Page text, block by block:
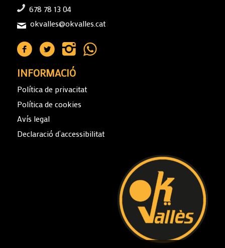
678 78 13 04
okvalles@okvalles.cat
INFORMACIÓ
Política de privacitat
Política de cookies
Avís legal
Declaració d’accessibilitat